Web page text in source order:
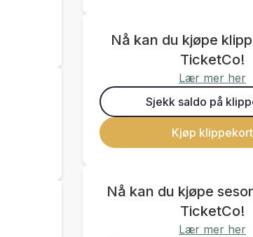
Nå kan du kjøpe
TicketCo!
Lær mer her
Sjekk saldo på
Kjøp klippekort
Nå kan du kjøpe
TicketCo!
Lær mer her